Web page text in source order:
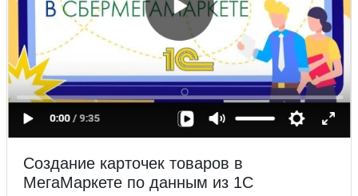
Создание карточек товаров в
МегаМаркете по данным из 1С